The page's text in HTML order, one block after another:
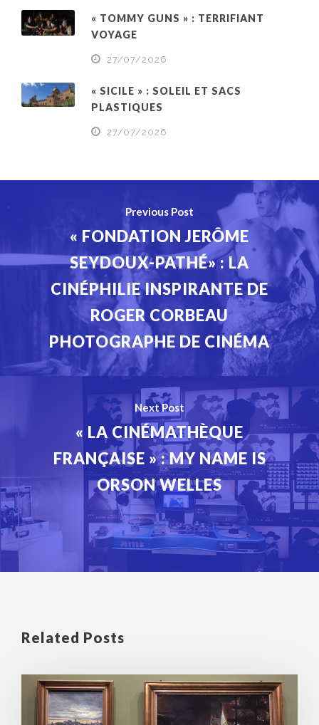
« TOMMY GUNS » : TERRIFIANT
VOYAGE
27/07/2026
« SICILE » : SOLEIL ET SACS
PLASTIQUES
27/07/2026
Previous Post
« FONDATION JERÔME
SEYDOUX-PATHÉ» : LA
CINÉPHILIE INSPIRANTE DE
ROGER CORBEAU
PHOTOGRAPHE DE CINÉMA
Next Post
« LA CINÉMATHÈQUE
FRANÇAISE » : MY NAME IS
ORSON WELLES
Related Posts